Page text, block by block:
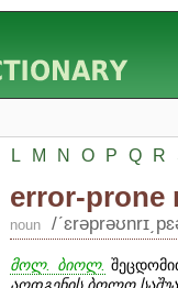
L M N O P Q R
error-prone
noun /
მოლ. ბიოლ.